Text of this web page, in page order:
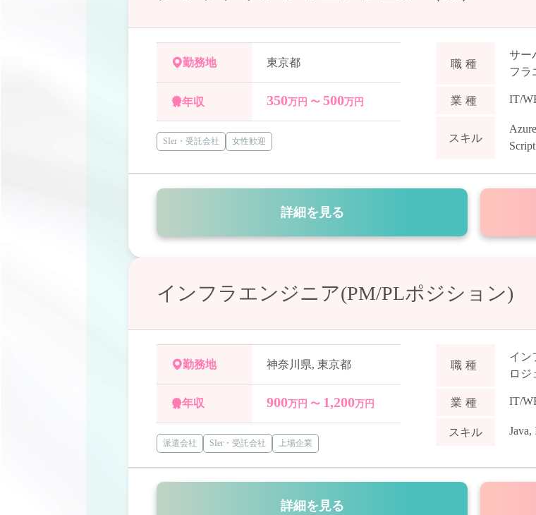
勤務地 東京都
年収 350万円 〜 500万円
SIer・受託会社 女性歓迎
職種
サー
フラ
業種 IT/
スキル
Azure
Script
詳細を見る
インフラエンジニア(PM/PLポジション)
勤務地 神奈川県, 東京都
年収 900万円 〜 1,200万円
派遣会社 SIer・受託会社 上場企業
職種
イン
ロジ
業種 IT/
スキル Java,
詳細を見る